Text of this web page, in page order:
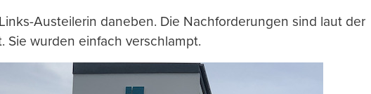
Austeilerin daneben. Die Nachforderungen sind laut der
Sie wurden einfach verschlampt.